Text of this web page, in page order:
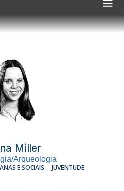
Miller
Arqueologia
E SOCIAIS JUVENTUDE